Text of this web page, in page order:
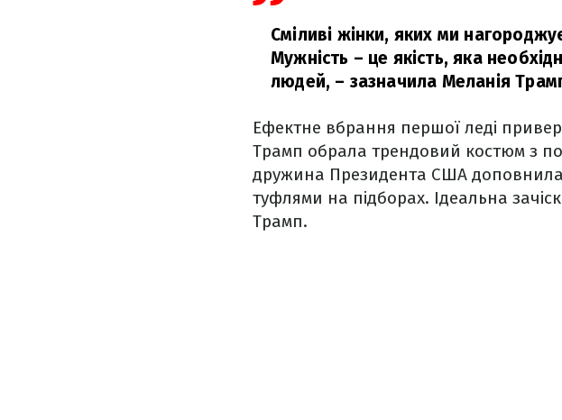
Сміливі жінки, яких ми
Мужність – це якість, яка
людей, – зазначила Меланія
Ефектне вбрання першої леді
Трамп обрала трендовий костюм з
дружина Президента США
туфлями на підборах. Ідеальна
Трамп.